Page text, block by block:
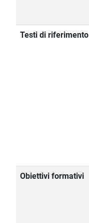
Testi di riferimento
Obiettivi formativi